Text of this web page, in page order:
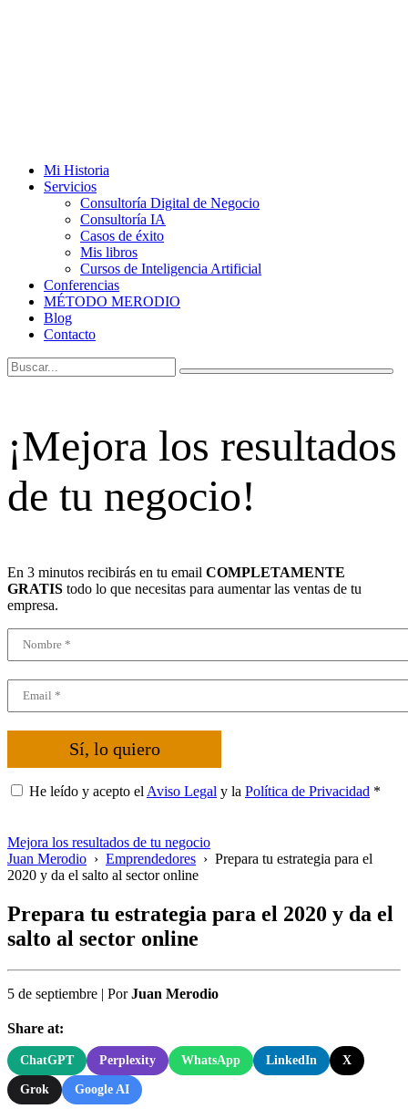
Mi Historia
Servicios
Consultoría Digital de Negocio
Consultoría IA
Casos de éxito
Mis libros
Cursos de Inteligencia Artificial
Conferencias
MÉTODO MERODIO
Blog
Contacto
¡Mejora los resultados
de tu negocio!
En 3 minutos recibirás en tu email COMPLETAMENTE
GRATIS todo lo que necesitas para aumentar las ventas de tu
empresa.
Sí, lo quiero
He leído y acepto el Aviso Legal y la Política de Privacidad *
Mejora los resultados de tu negocio
Juan Merodio › Emprendedores › Prepara tu estrategia para el
2020 y da el salto al sector online
Prepara tu estrategia para el 2020 y da el
salto al sector online
5 de septiembre | PorJuan Merodio
Share at:
ChatGPT Perplexity WhatsApp LinkedIn X
Grok Google AI